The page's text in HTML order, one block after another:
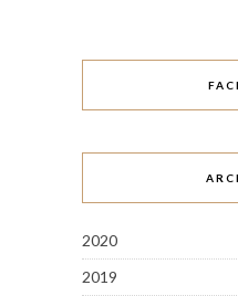
2020
2019